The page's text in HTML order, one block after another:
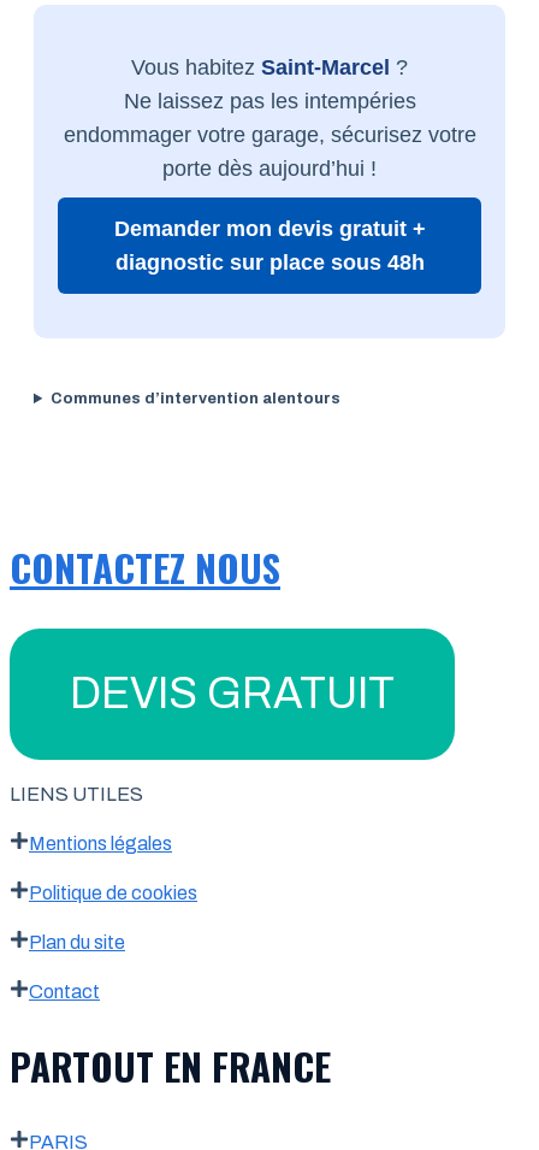
Vous habitez Saint-Marcel ?
Ne laissez pas les intempéries
endommager votre garage, sécurisez votre
porte dès aujourd’hui !
Demander mon devis gratuit +
diagnostic sur place sous 48h
Communes d’intervention alentours
CONTACTEZ NOUS
DEVIS GRATUIT
LIENS UTILES
Mentions légales
Politique de cookies
Plan du site
Contact
PARTOUT EN FRANCE
PARIS